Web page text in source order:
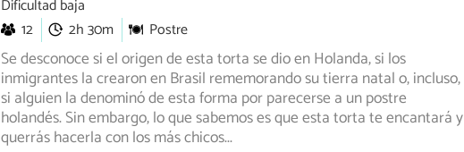
Dificultad baja
12
2h 30m Postre
Se desconoce si el origen de esta torta se dio en Holanda, si los
inmigrantes la crearon en Brasil rememorando su tierra natal o, incluso,
si alguien la denominó de esta forma por parecerse a un postre
holandés. Sin embargo, lo que sabemos es que esta torta te encantará y
querrás hacerla con los más chicos...